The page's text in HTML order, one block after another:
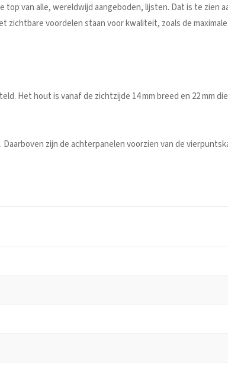
van alle, wereldwijd aangeboden, lijsten. Dat is te zien
voordelen staan voor kwaliteit, zoals de
Het hout is vanaf de zichtzijde 14 mm breed en 22 mm
zijn de achterpanelen voorzien van de